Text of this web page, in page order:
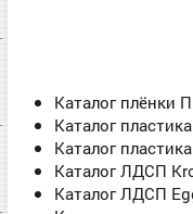
Каталог плёнки
Каталог
Каталог
Каталог ЛДСП
Каталог ЛДСП